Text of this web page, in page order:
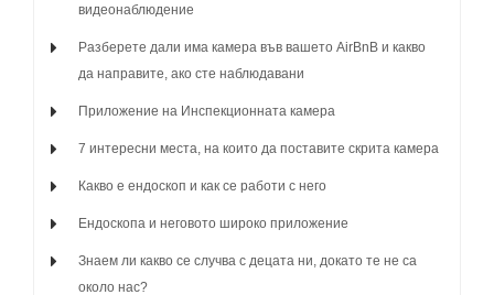
видеонаблюдение
Разберете дали има камера във вашето AirBnB и какво
да направите, ако сте наблюдавани
Приложение на Инспекционната камера
7 интересни места, на които да поставите скрита камера
Какво е ендоскоп и как се работи с него
Ендоскопа и неговото широко приложение
Знаем ли какво се случва с децата ни, докато те не са
около нас?